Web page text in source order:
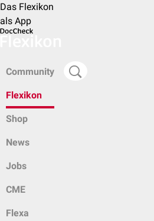
Das Flexikon
als App
Community
Flexikon
Shop
News
Jobs
CME
Flexa